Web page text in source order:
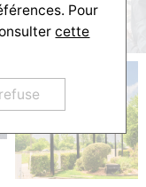
Pour
cette